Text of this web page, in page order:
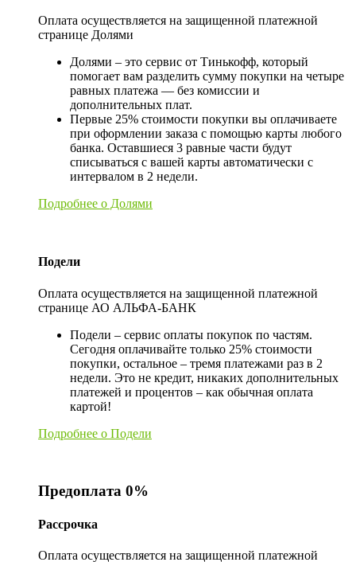
Оплата осуществляется на защищенной платежной
странице Долями
Долями – это сервис от Тинькофф, который
помогает вам разделить сумму покупки на четыре
равных платежа — без комиссии и
дополнительных плат.
Первые 25% стоимости покупки вы оплачиваете
при оформлении заказа с помощью карты любого
банка. Оставшиеся 3 равные части будут
списываться с вашей карты автоматически с
интервалом в 2 недели.
Подробнее о Долями
Подели
Оплата осуществляется на защищенной платежной
странице АО АЛЬФА-БАНК
Подели – сервис оплаты покупок по частям.
Сегодня оплачивайте только 25% стоимости
покупки, остальное – тремя платежами раз в 2
недели. Это не кредит, никаких дополнительных
платежей и процентов – как обычная оплата
картой!
Подробнее о Подели
Предоплата 0%
Рассрочка
Оплата осуществляется на защищенной платежной